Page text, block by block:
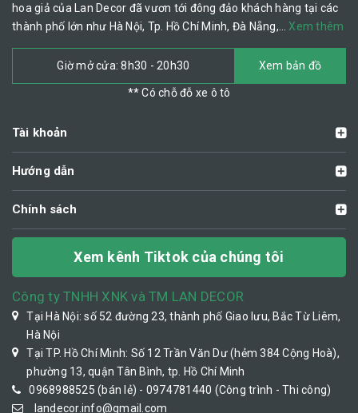
hoa giả của Lan Decor đã vươn tới đông đảo khách hàng tại các
thành phố lớn như Hà Nội, Tp. Hồ Chí Minh, Đà Nẵng,…Xem thêm
Giờ mở cửa: 8h30 - 20h30 Xem bản đồ
** Có chỗ đỗ xe ô tô
Tài khoản
Hướng dẫn
Chính sách
Xem kênh Tiktok của chúng tôi
Công ty TNHH XNK và TM LAN DECOR
Tại Hà Nội: số 52 đường 23, thành phố Giao lưu, Bắc Từ Liêm,
Hà Nội
Tại TP. Hồ Chí Minh: Số 12 Trần Văn Dư (hẻm 384 Cộng Hoà),
phường 13, quận Tân Bình, tp. Hồ Chí Minh
0968988525 (bán lẻ) - 0974781440 (Công trình - Thi công)
landecor.info@gmail.com